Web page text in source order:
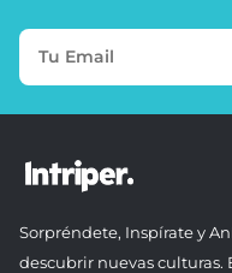
Sorpréndete, Inspírate y
descubrir nuevas